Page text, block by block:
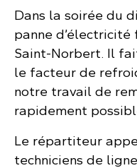
Dans la soirée du
panne
Saint-Norbert. Il
le facteur de
notre travail de
rapidement
Le répartiteur
techniciens de